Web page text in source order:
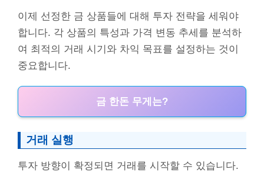
이제 선정한 금 상품들에 대해 투자 전략을 세워야
합니다. 각 상품의 특성과 가격 변동 추세를 분석하
여 최적의 거래 시기와 차익 목표를 설정하는 것이
중요합니다.
금 한돈 무게는?
거래 실행
투자 방향이 확정되면 거래를 시작할 수 있습니다.